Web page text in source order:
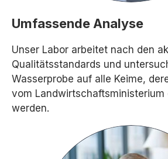
Umfassende Analyse
Unser Labor arbeitet nach den
Qualitätsstandards und
Wasserprobe auf alle Keime,
vom Landwirtschaftsministerium
werden.